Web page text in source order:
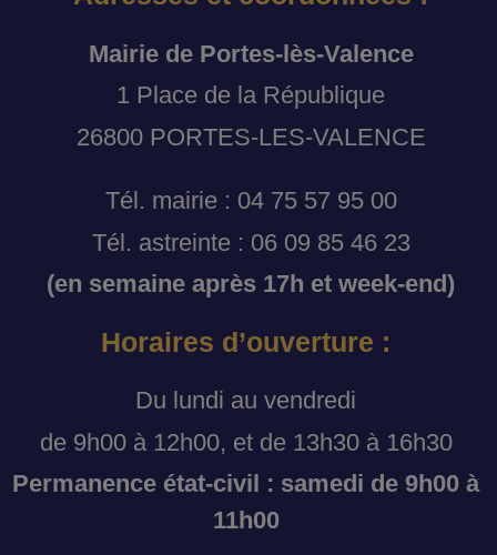
Mairie de Portes-lès-Valence
1 Place de la République
26800 PORTES-LES-VALENCE
Tél. mairie : 04 75 57 95 00
Tél. astreinte : 06 09 85 46 23
(en semaine après 17h et week-end)
Horaires d’ouverture :
Du lundi au vendredi
de 9h00 à 12h00, et de 13h30 à 16h30
Permanence état-civil : samedi de 9h00 à
11h00